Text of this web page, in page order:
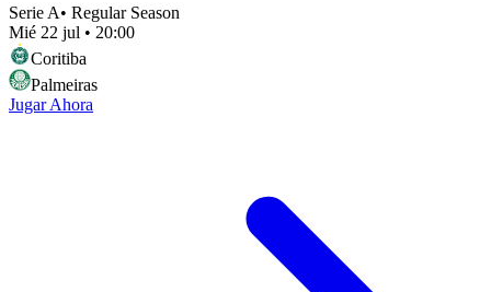
Serie A• Regular Season
Mié 22 jul • 20:00
Coritiba
Palmeiras
Jugar Ahora